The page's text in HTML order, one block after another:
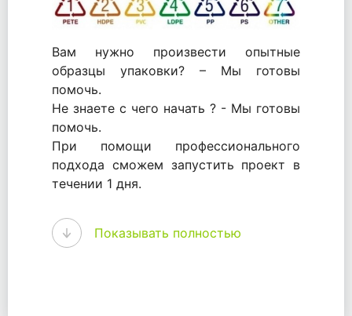
Вам нужно произвести опытные
образцы упаковки? – Мы готовы
помочь.
Не знаете с чего начать ? - Мы готовы
помочь.
При помощи профессионального
подхода сможем запустить проект в
течении 1 дня.
WhitePack - перерабатываем пластик.
Мы принимали самое активное
участие в становлении этого рынка в
Показывать полностью